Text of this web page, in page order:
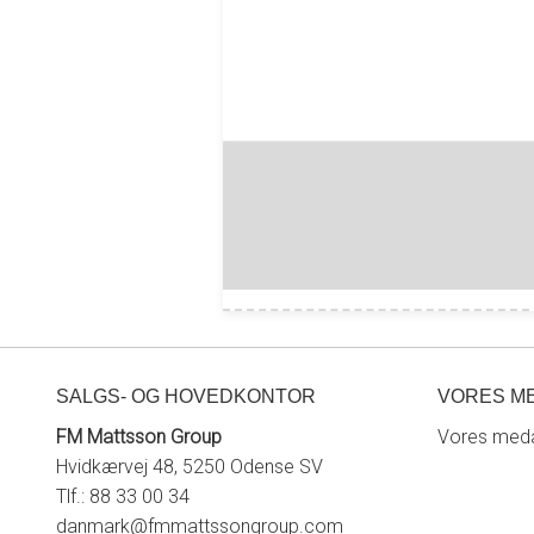
SALGS- OG HOVEDKONTOR
FM Mattsson Group
Hvidkærvej 48, 5250 Odense SV
Tlf.: 88 33 00 34
danmark@fmmattssongroup.com
VORES
Vores